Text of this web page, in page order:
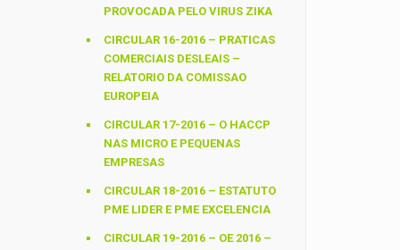
PROVOCADA PELO VIRUS ZIKA
CIRCULAR 16-2016 – PRATICAS
COMERCIAIS DESLEAIS –
RELATORIO DA COMISSAO
EUROPEIA
CIRCULAR 17-2016 – O HACCP
NAS MICRO E PEQUENAS
EMPRESAS
CIRCULAR 18-2016 – ESTATUTO
PME LIDER E PME EXCELENCIA
CIRCULAR 19-2016 – OE 2016 –